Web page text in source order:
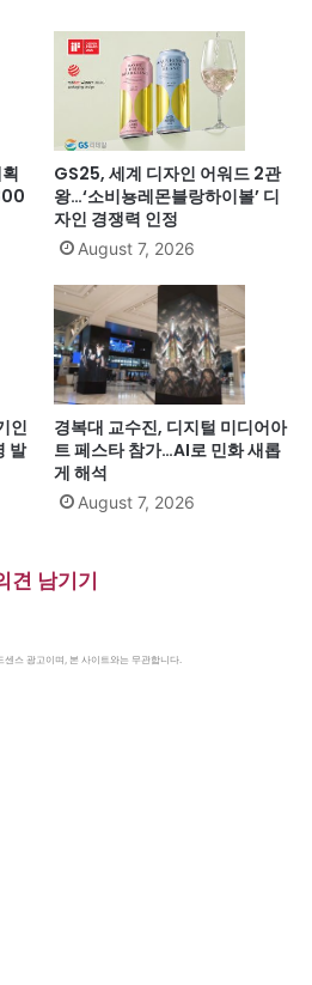
GS25, 세계 디자인 어워드 2관
왕…‘소비뇽레몬블랑하이볼’ 디
자인 경쟁력 인정
August 7, 2026
인
발
경복대 교수진, 디지털 미디어아
트 페스타 참가…AI로 민화 새롭
게 해석
August 7, 2026
견 남기기
스 광고이며, 본 사이트와는 무관합니다.